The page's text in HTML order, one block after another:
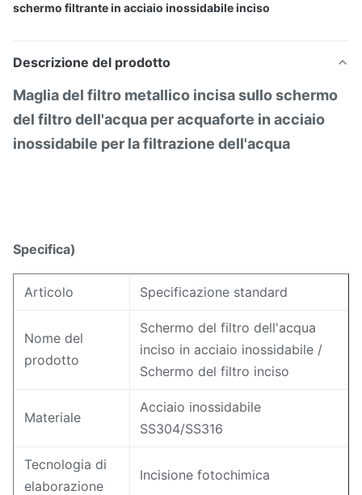
schermo filtrante in acciaio inossidabile inciso
Descrizione del prodotto
Maglia del filtro metallico incisa sullo schermo
del filtro dell'acqua per acquaforte in acciaio
inossidabile per la filtrazione dell'acqua
Specifica)
Articolo Specificazione standard
Nome del
prodotto
Schermo del filtro dell'acqua
inciso in acciaio inossidabile /
Schermo del filtro inciso
Materiale
Acciaio inossidabile
SS304/SS316
Tecnologia di
elaborazione
Incisione fotochimica